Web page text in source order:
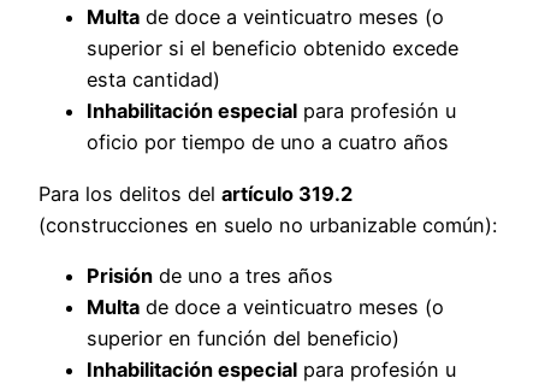
Multa de doce a veinticuatro meses (o
superior si el beneficio obtenido excede
esta cantidad)
Inhabilitación especial para profesión u
oficio por tiempo de uno a cuatro años
Para los delitos del artículo 319.2
(construcciones en suelo no urbanizable común):
Prisión de uno a tres años
Multa de doce a veinticuatro meses (o
superior en función del beneficio)
Inhabilitación especial para profesión u